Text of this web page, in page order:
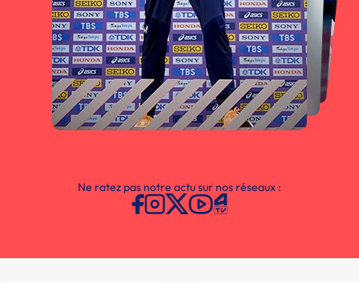
Ne ratez pas notre actu sur nos réseaux :